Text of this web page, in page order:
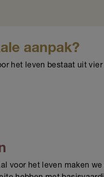
aanpak?
het leven bestaat uit vier
voor het leven maken